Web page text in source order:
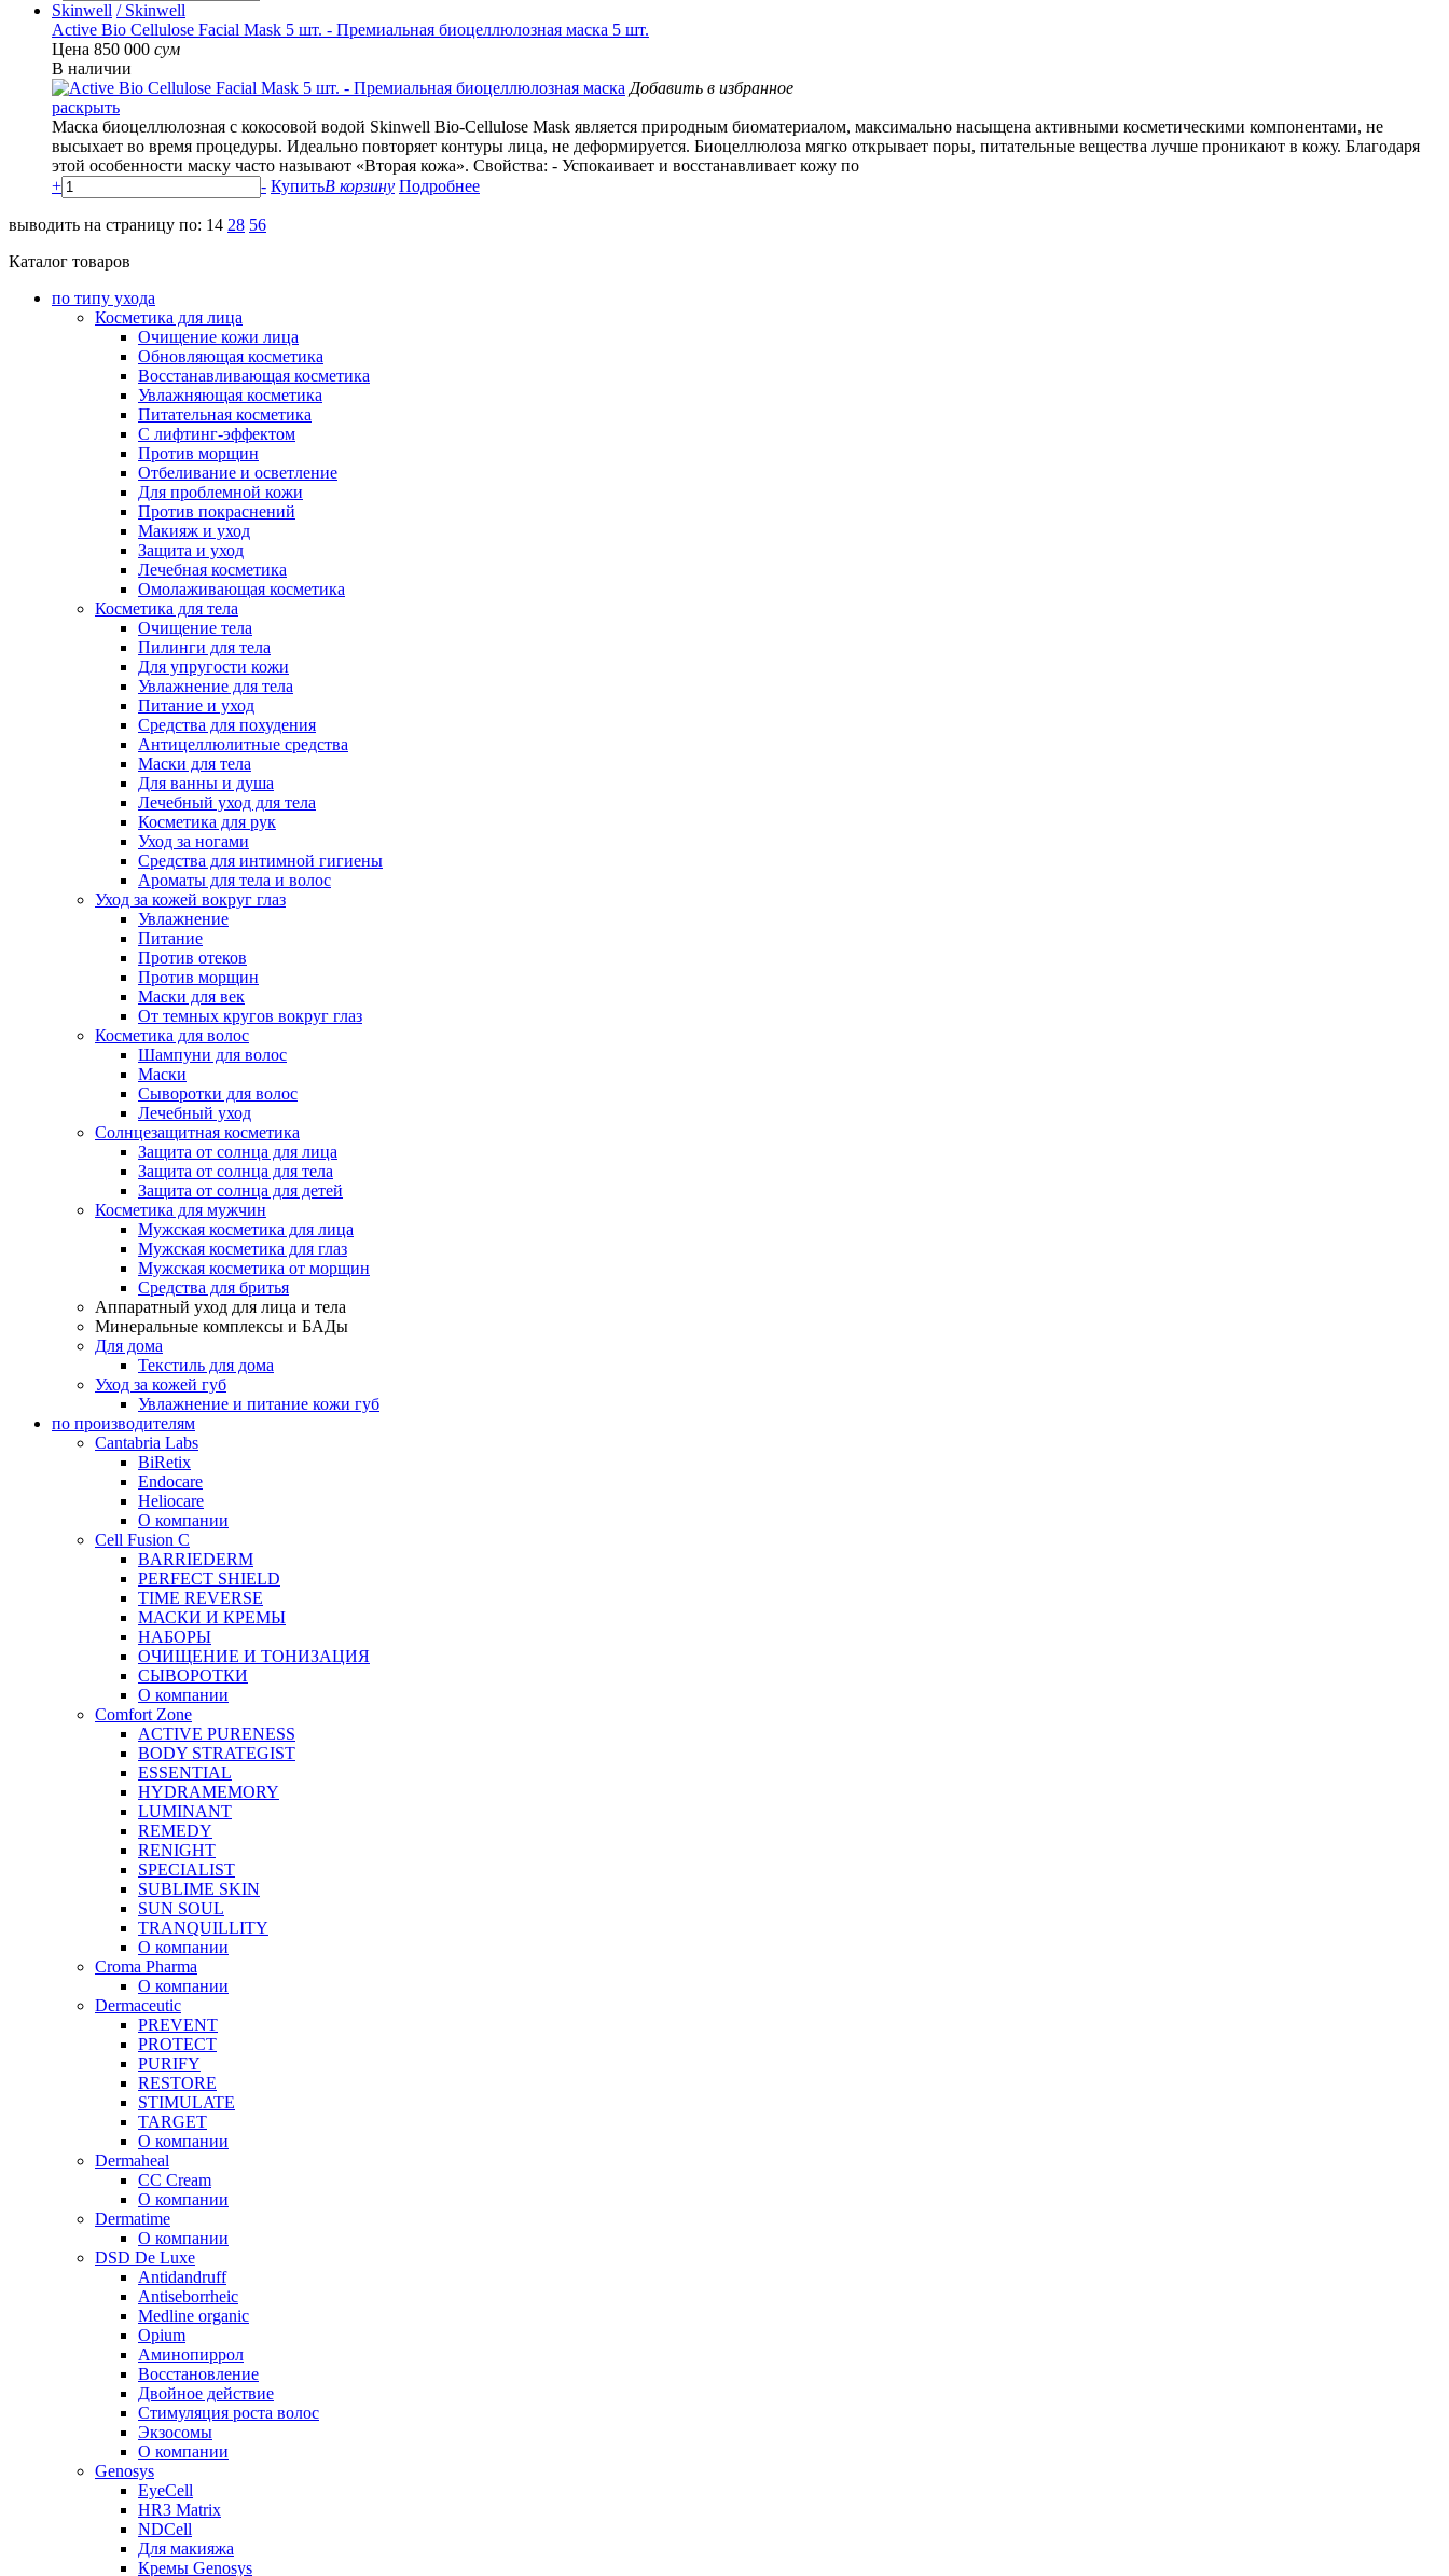
Skinwell / Skinwell
Active Bio Cellulose Facial Mask 5 шт. - Премиальная биоцеллюлозная маска 5 шт.
Цена 850 000 сум
В наличии
Добавить в избранное
раскрыть
Маска биоцеллюлозная с кокосовой водой Skinwell Bio-Cellulose Mask является природным биоматериалом, максимально насыщена активными косметическими компонентами, не
высыхает во время процедуры. Идеально повторяет контуры лица, не деформируется. Биоцеллюлоза мягко открывает поры, питательные вещества лучше проникают в кожу. Благодаря
этой особенности маску часто называют «Вторая кожа». Свойства: - Успокаивает и восстанавливает кожу по
+
- КупитьВ корзину Подробнее
выводить на страницу по: 14 28 56
Каталог товаров
по типу ухода
Косметика для лица
Очищение кожи лица
Обновляющая косметика
Восстанавливающая косметика
Увлажняющая косметика
Питательная косметика
С лифтинг-эффектом
Против морщин
Отбеливание и осветление
Для проблемной кожи
Против покраснений
Макияж и уход
Защита и уход
Лечебная косметика
Омолаживающая косметика
Косметика для тела
Очищение тела
Пилинги для тела
Для упругости кожи
Увлажнение для тела
Питание и уход
Средства для похудения
Антицеллюлитные средства
Маски для тела
Для ванны и душа
Лечебный уход для тела
Косметика для рук
Уход за ногами
Средства для интимной гигиены
Ароматы для тела и волос
Уход за кожей вокруг глаз
Увлажнение
Питание
Против отеков
Против морщин
Маски для век
От темных кругов вокруг глаз
Косметика для волос
Шампуни для волос
Маски
Сыворотки для волос
Лечебный уход
Солнцезащитная косметика
Защита от солнца для лица
Защита от солнца для тела
Защита от солнца для детей
Косметика для мужчин
Мужская косметика для лица
Мужская косметика для глаз
Мужская косметика от морщин
Средства для бритья
Аппаратный уход для лица и тела
Минеральные комплексы и БАДы
Для дома
Текстиль для дома
Уход за кожей губ
Увлажнение и питание кожи губ
по производителям
Cantabria Labs
BiRetix
Endocare
Heliocare
О компании
Cell Fusion C
BARRIEDERM
PERFECT SHIELD
TIME REVERSE
МАСКИ И КРЕМЫ
НАБОРЫ
ОЧИЩЕНИЕ И ТОНИЗАЦИЯ
СЫВОРОТКИ
О компании
Comfort Zone
ACTIVE PURENESS
BODY STRATEGIST
ESSENTIAL
HYDRAMEMORY
LUMINANT
REMEDY
RENIGHT
SPECIALIST
SUBLIME SKIN
SUN SOUL
TRANQUILLITY
О компании
Croma Pharma
О компании
Dermaceutic
PREVENT
PROTECT
PURIFY
RESTORE
STIMULATE
TARGET
О компании
Dermaheal
CC Cream
О компании
Dermatime
О компании
DSD De Luxe
Antidandruff
Antiseborrheic
Medline organic
Opium
Аминопиррол
Восстановление
Двойное действие
Стимуляция роста волос
Экзосомы
О компании
Genosys
EyeCell
HR3 Matrix
NDCell
Для макияжа
Кремы Genosys